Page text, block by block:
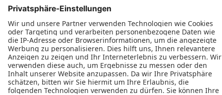
Energiesparaktion für neue Fenster